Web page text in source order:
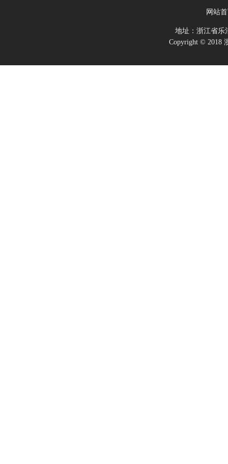
网站
地址：浙江省
Copyright © 2018